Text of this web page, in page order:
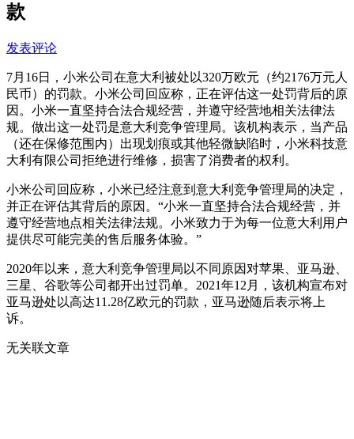
款
发表评论
7月16日，小米公司在意大利被处以320万欧元（约2176万元人
民币）的罚款。小米公司回应称，正在评估这一处罚背后的原
因。小米一直坚持合法合规经营，并遵守经营地相关法律法
规。做出这一处罚是意大利竞争管理局。该机构表示，当产品
（还在保修范围内）出现划痕或其他轻微缺陷时，小米科技意
大利有限公司拒绝进行维修，损害了消费者的权利。
小米公司回应称，小米已经注意到意大利竞争管理局的决定，
并正在评估其背后的原因。“小米一直坚持合法合规经营，并
遵守经营地点相关法律法规。小米致力于为每一位意大利用户
提供尽可能完美的售后服务体验。”
2020年以来，意大利竞争管理局以不同原因对苹果、亚马逊、
三星、谷歌等公司都开出过罚单。2021年12月，该机构宣布对
亚马逊处以高达11.28亿欧元的罚款，亚马逊随后表示将上
诉。
无关联文章